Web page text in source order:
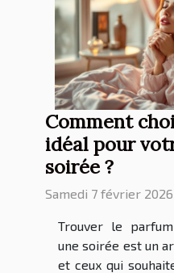
Comment
idéal pour
soirée ?
Samedi 7 février 2026
Trouver le
une soirée est un
et ceux qui